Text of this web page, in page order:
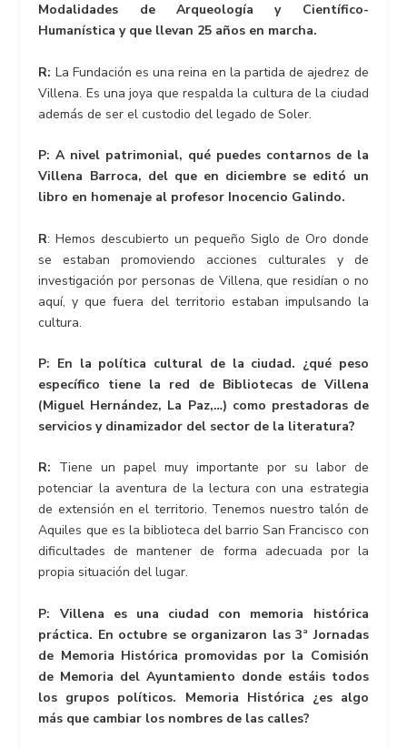
Modalidades de Arqueología y Científico-
Humanística y que llevan 25 años en marcha.
R: La Fundación es una reina en la partida de ajedrez de
Villena. Es una joya que respalda la cultura de la ciudad
además de ser el custodio del legado de Soler.
P: A nivel patrimonial, qué puedes contarnos de la
Villena Barroca, del que en diciembre se editó un
libro en homenaje al profesor Inocencio Galindo.
R: Hemos descubierto un pequeño Siglo de Oro donde
se estaban promoviendo acciones culturales y de
investigación por personas de Villena, que residían o no
aquí, y que fuera del territorio estaban impulsando la
cultura.
P: En la política cultural de la ciudad. ¿qué peso
específico tiene la red de Bibliotecas de Villena
(Miguel Hernández, La Paz,…) como prestadoras de
servicios y dinamizador del sector de la literatura?
R: Tiene un papel muy importante por su labor de
potenciar la aventura de la lectura con una estrategia
de extensión en el territorio. Tenemos nuestro talón de
Aquiles que es la biblioteca del barrio San Francisco con
dificultades de mantener de forma adecuada por la
propia situación del lugar.
P: Villena es una ciudad con memoria histórica
práctica. En octubre se organizaron las 3ª Jornadas
de Memoria Histórica promovidas por la Comisión
de Memoria del Ayuntamiento donde estáis todos
los grupos políticos. Memoria Histórica ¿es algo
más que cambiar los nombres de las calles?